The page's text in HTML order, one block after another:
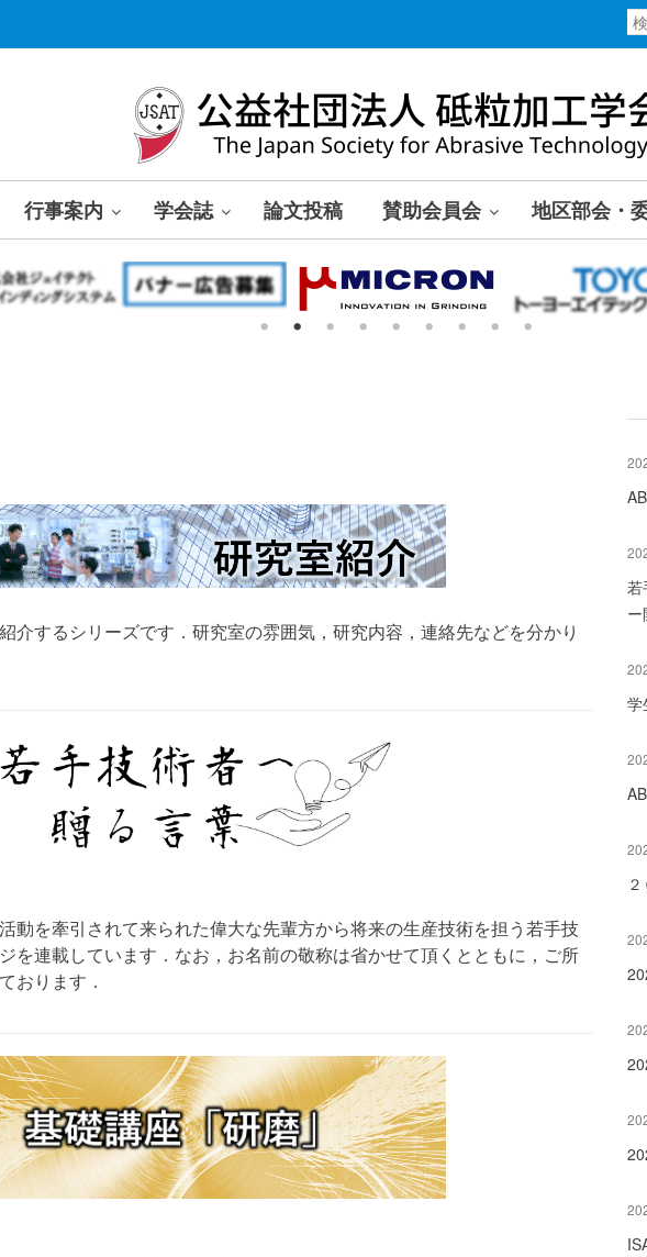
検
索
行事案内 学会誌 論文投稿 賛助会員会 地区部会・
介するシリーズです．研究室の雰囲気，研究内容，連絡先などを分かり
動を牽引されて来られた偉大な先輩方から将来の生産技術を担う若手技
を連載しています．なお，お名前の敬称は省かせて頂くとともに，ご所
おります．
若
ー
学